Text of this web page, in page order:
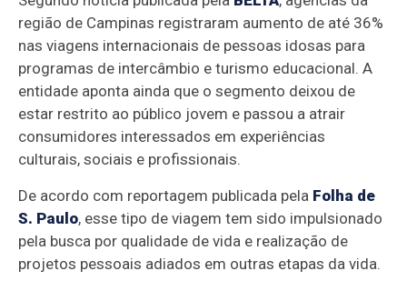
região de Campinas registraram aumento de até 36%
nas viagens internacionais de pessoas idosas para
programas de intercâmbio e turismo educacional. A
entidade aponta ainda que o segmento deixou de
estar restrito ao público jovem e passou a atrair
consumidores interessados em experiências
culturais, sociais e profissionais.
De acordo com reportagem publicada pela Folha de
S. Paulo, esse tipo de viagem tem sido impulsionado
pela busca por qualidade de vida e realização de
projetos pessoais adiados em outras etapas da vida.